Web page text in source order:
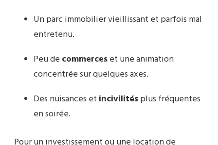
Un parc immobilier vieillissant et parfois mal
entretenu.
Peu de commerceset une animation
concentrée sur quelques axes.
Des nuisances et incivilitésplus fréquentes
en soirée.